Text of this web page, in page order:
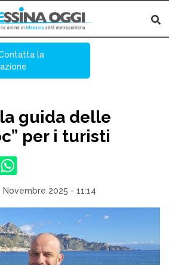
la
la guida delle
per i turisti
2025 - 11:14